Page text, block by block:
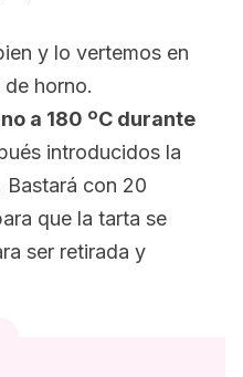
y lo vertemos en
horno.
a 180 ºC durante
introducidos la
Bastará con 20
que la tarta se
ser retirada y